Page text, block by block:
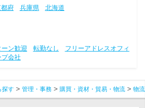
府 兵庫県
北海道
ーン歓迎 転勤なし
フリーアドレスオフィ
会社
探す 管理・事務 購買・資材・貿易・物流 物